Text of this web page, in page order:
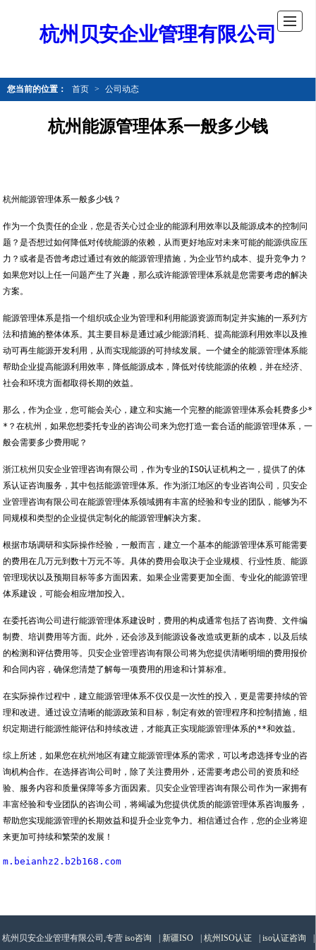
杭州贝安企业管理有限公司
您当前的位置： 首页 > 公司动态
杭州能源管理体系一般多少钱
杭州能源管理体系一般多少钱？
作为一个负责任的企业，您是否关心过企业的能源利用效率以及能源成本的控制问
题？是否想过如何降低对传统能源的依赖，从而更好地应对未来可能的能源供应压
力？或者是否曾考虑过通过有效的能源管理措施，为企业节约成本、提升竞争力？
如果您对以上任一问题产生了兴趣，那么或许能源管理体系就是您需要考虑的解决
方案。
能源管理体系是指一个组织或企业为管理和利用能源资源而制定并实施的一系列方
法和措施的整体体系。其主要目标是通过减少能源消耗、提高能源利用效率以及推
动可再生能源开发利用，从而实现能源的可持续发展。一个健全的能源管理体系能
帮助企业提高能源利用效率，降低能源成本，降低对传统能源的依赖，并在经济、
社会和环境方面都取得长期的效益。
那么，作为企业，您可能会关心，建立和实施一个完整的能源管理体系会耗费多少*
*？在杭州，如果您想委托专业的咨询公司来为您打造一套合适的能源管理体系，一
般会需要多少费用呢？
浙江杭州贝安企业管理咨询有限公司，作为专业的ISO认证机构之一，提供了的体
系认证咨询服务，其中包括能源管理体系。作为浙江地区的专业咨询公司，贝安企
业管理咨询有限公司在能源管理体系领域拥有丰富的经验和专业的团队，能够为不
同规模和类型的企业提供定制化的能源管理解决方案。
根据市场调研和实际操作经验，一般而言，建立一个基本的能源管理体系可能需要
的费用在几万元到数十万元不等。具体的费用会取决于企业规模、行业性质、能源
管理现状以及预期目标等多方面因素。如果企业需要更加全面、专业化的能源管理
体系建设，可能会相应增加投入。
在委托咨询公司进行能源管理体系建设时，费用的构成通常包括了咨询费、文件编
制费、培训费用等方面。此外，还会涉及到能源设备改造或更新的成本，以及后续
的检测和评估费用等。贝安企业管理咨询有限公司将为您提供清晰明细的费用报价
和合同内容，确保您清楚了解每一项费用的用途和计算标准。
在实际操作过程中，建立能源管理体系不仅仅是一次性的投入，更是需要持续的管
理和改进。通过设立清晰的能源政策和目标，制定有效的管理程序和控制措施，组
织定期进行能源性能评估和持续改进，才能真正实现能源管理体系的**和效益。
综上所述，如果您在杭州地区有建立能源管理体系的需求，可以考虑选择专业的咨
询机构合作。在选择咨询公司时，除了关注费用外，还需要考虑公司的资质和经
验、服务内容和质量保障等多方面因素。贝安企业管理咨询有限公司作为一家拥有
丰富经验和专业团队的咨询公司，将竭诚为您提供优质的能源管理体系咨询服务，
帮助您实现能源管理的长期效益和提升企业竞争力。相信通过合作，您的企业将迎
来更加可持续和繁荣的发展！
m.beianhz2.b2b168.com
杭州贝安企业管理有限公司,专营 iso咨询 新疆ISO 杭州ISO认证 iso认证咨询